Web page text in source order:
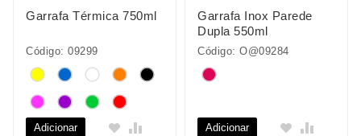
Garrafa Térmica 750ml
Código: 09299
Adicionar
Garrafa Inox Parede
Dupla 550ml
Código: O@09284
Adicionar